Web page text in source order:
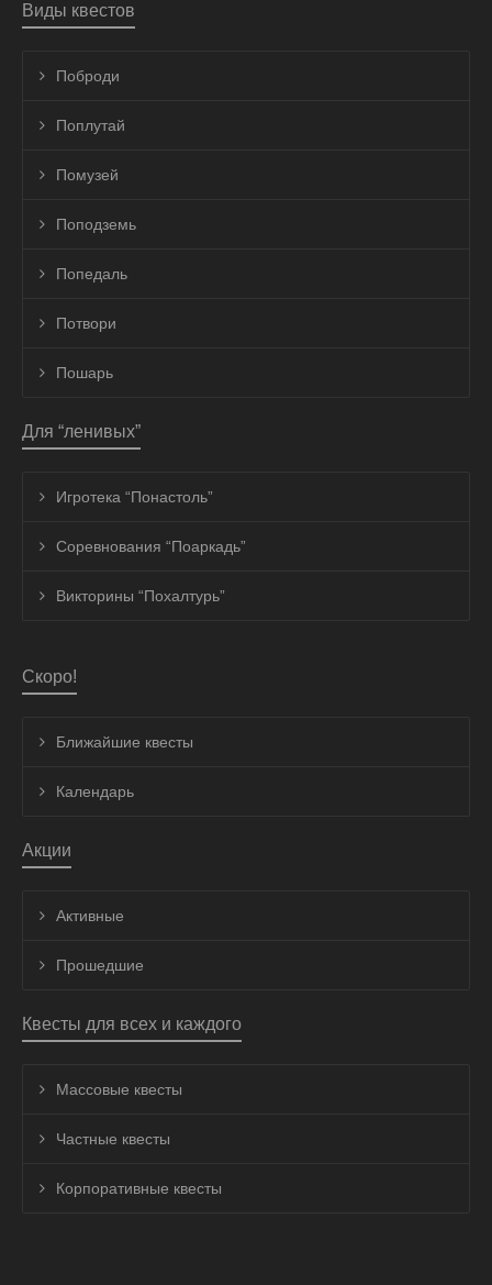
Виды квестов
Поброди
Поплутай
Помузей
Поподземь
Попедаль
Потвори
Пошарь
Для “ленивых”
Игротека “Понастоль”
Соревнования “Поаркадь”
Викторины “Похалтурь”
Скоро!
Ближайшие квесты
Календарь
Акции
Активные
Прошедшие
Квесты для всех и каждого
Массовые квесты
Частные квесты
Корпоративные квесты